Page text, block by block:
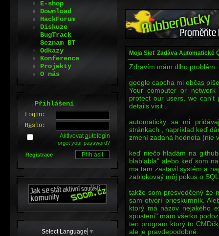
Moja Sieť Zadáva Automatické
Zdravím mám dlho problém
google capcha mi občas
Your computer or
protect our users, we can't
details visit .
automaticky sa mi
stránkach , napríklad keď
zmení zadaná hodnota (nie
keď niečo hladám na
blablabla" alebo keď som
ma tam zastavil systém a
zablokovaý môj pokus o
takže som presvedčený že
sam otvorí prieskumník.
ktorý má názov nejakého
spustení" mám všetko
ten program ktorý to
ale je pravdepodobné.
E-shop
Download
HackForum
Diskuze
BugTrack
Seznam BT
Odkazy
Konference
Projekty
O nás
.Přihlášení
Login:
Heslo:
Aktivovatautologin
Forgot your password?
Registrace
Select Language ▼